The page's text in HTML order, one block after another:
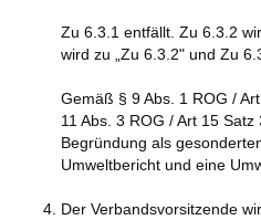
Zu 6.3.1 entfällt. Zu 6.3.2
wird zu „Zu 6.3.2" und Zu
Gemäß § 9 Abs. 1 ROG /
11 Abs. 3 ROG / Art 15
Begründung als
Umweltbericht und eine
Der Verbandsvorsitzende